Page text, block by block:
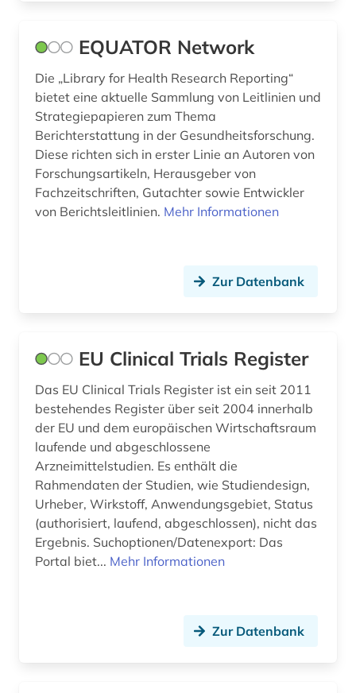
EQUATOR Network
Die „Library for Health Research Reporting“
bietet eine aktuelle Sammlung von Leitlinien und
Strategiepapieren zum Thema
Berichterstattung in der Gesundheitsforschung.
Diese richten sich in erster Linie an Autoren von
Forschungsartikeln, Herausgeber von
Fachzeitschriften, Gutachter sowie Entwickler
von Berichtsleitlinien. Mehr Informationen
Zur Datenbank
EU Clinical Trials Register
Das EU Clinical Trials Register ist ein seit 2011
bestehendes Register über seit 2004 innerhalb
der EU und dem europäischen Wirtschaftsraum
laufende und abgeschlossene
Arzneimittelstudien. Es enthält die
Rahmendaten der Studien, wie Studiendesign,
Urheber, Wirkstoff, Anwendungsgebiet, Status
(authorisiert, laufend, abgeschlossen), nicht das
Ergebnis. Suchoptionen/Datenexport: Das
Portal biet... Mehr Informationen
Zur Datenbank